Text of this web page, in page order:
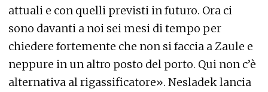
attuali e con quelli previsti in futuro. Ora ci
sono davanti a noi sei mesi di tempo per
chiedere fortemente che non si faccia a Zaule e
neppure in un altro posto del porto. Qui non c’è
alternativa al rigassificatore». Nesladek lancia